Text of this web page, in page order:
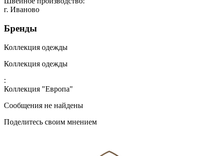
г. Иваново
Бренды
Коллекция одежды
Коллекция одежды
:
Коллекция "Европа"
Сообщения не найдены
Поделитесь своим мнением